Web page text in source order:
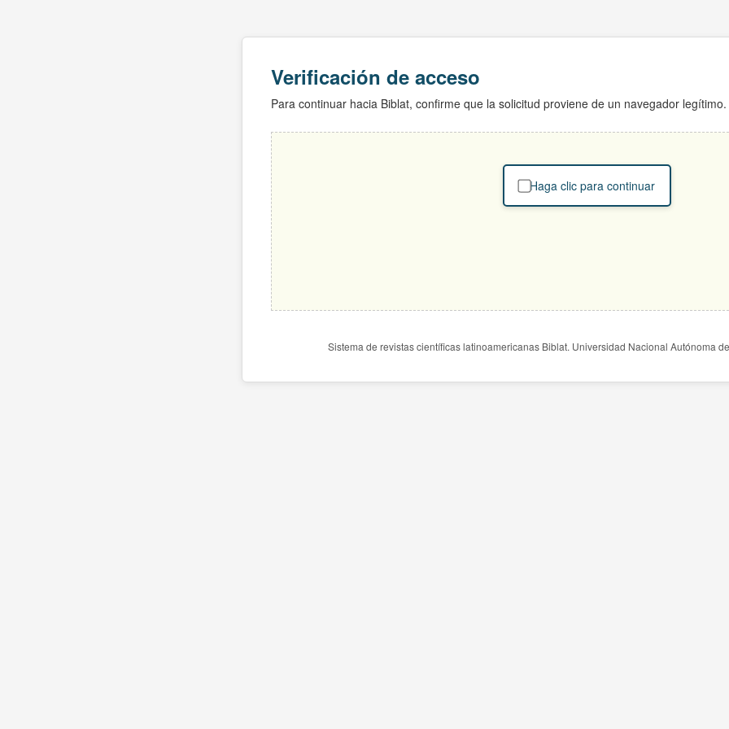
Verificación de acceso
Para continuar hacia Biblat, confirme que la solicitud proviene de un navegador legítimo.
Haga clic para continuar
Sistema de revistas científicas latinoamericanas Biblat. Universidad Nacional Autónoma